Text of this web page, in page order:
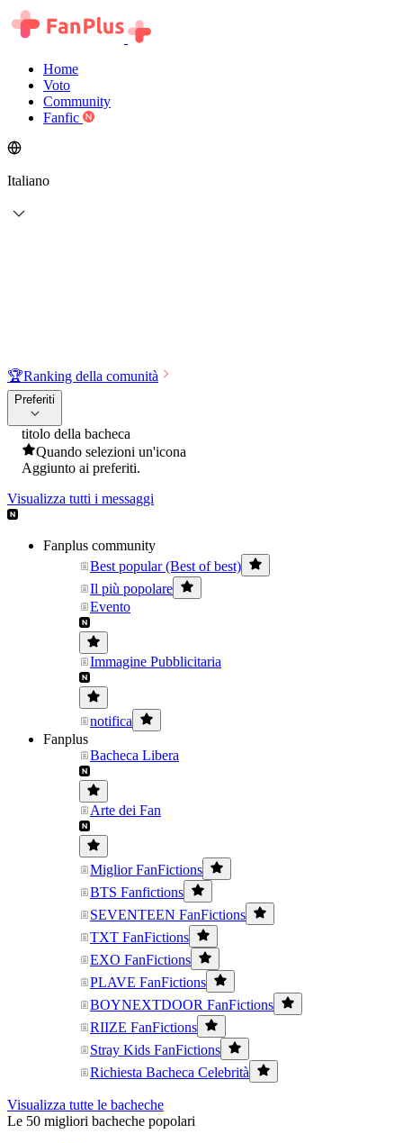
Home
Voto
Community
Fanfic
Italiano
🏆Ranking della comunità
Preferiti
titolo della bacheca
Quando selezioni un'icona
Aggiunto ai preferiti.
Visualizza tutti i messaggi
Fanplus community
Best popular (Best of best)
Il più popolare
Evento
Immagine Pubblicitaria
notifica
Fanplus
Bacheca Libera
Arte dei Fan
Miglior FanFictions
BTS Fanfictions
SEVENTEEN FanFictions
TXT FanFictions
EXO FanFictions
PLAVE FanFictions
BOYNEXTDOOR FanFictions
RIIZE FanFictions
Stray Kids FanFictions
Richiesta Bacheca Celebrità
Visualizza tutte le bacheche
Le 50 migliori bacheche popolari